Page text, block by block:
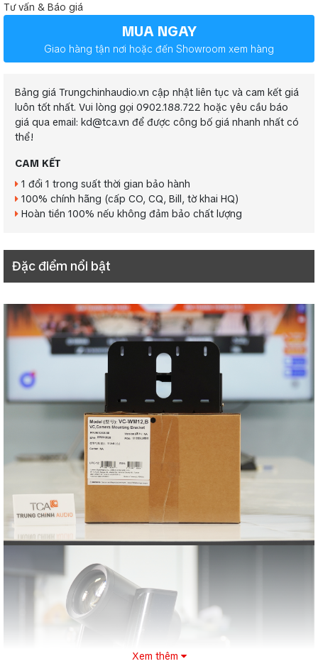
Tư vấn & Báo giá
MUA NGAY
Giao hàng tận nơi hoặc đến Showroom xem hàng
Bảng giá Trungchinhaudio.vn cập nhật liên tục và cam kết giá
luôn tốt nhất. Vui lòng gọi 0902.188.722 hoặc yêu cầu báo
giá qua email: kd@tca.vn để được công bố giá nhanh nhất có
thể!
CAM KẾT
1 đổi 1 trong suất thời gian bảo hành
100% chính hãng (cấp CO, CQ, Bill, tờ khai HQ)
Hoàn tiền 100% nếu không đảm bảo chất lượng
Đặc điểm nổi bật
Xem thêm